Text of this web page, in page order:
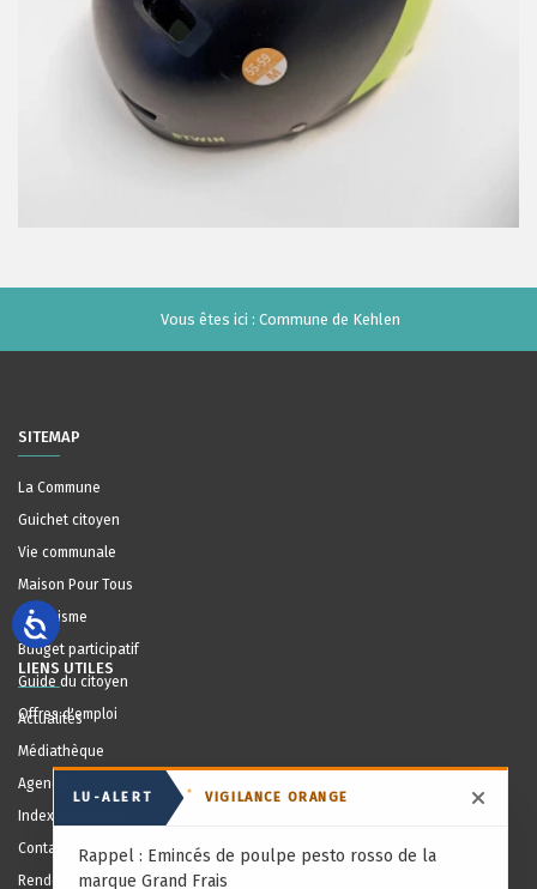
LU-ALERT VIGILANCE ORANGE
Rappel : Emincés de poulpe pesto rosso de la
marque Grand Frais
Vous êtes ici : Commune de Kehlen
SITEMAP
La Commune
Guichet citoyen
Vie communale
Maison Pour Tous
Urbanisme
Budget participatif
Guide du citoyen
Offres d'emploi
LIENS UTILES
Actualités
Médiathèque
Agenda
Index communal
Contact
Rendez-vous en ligne